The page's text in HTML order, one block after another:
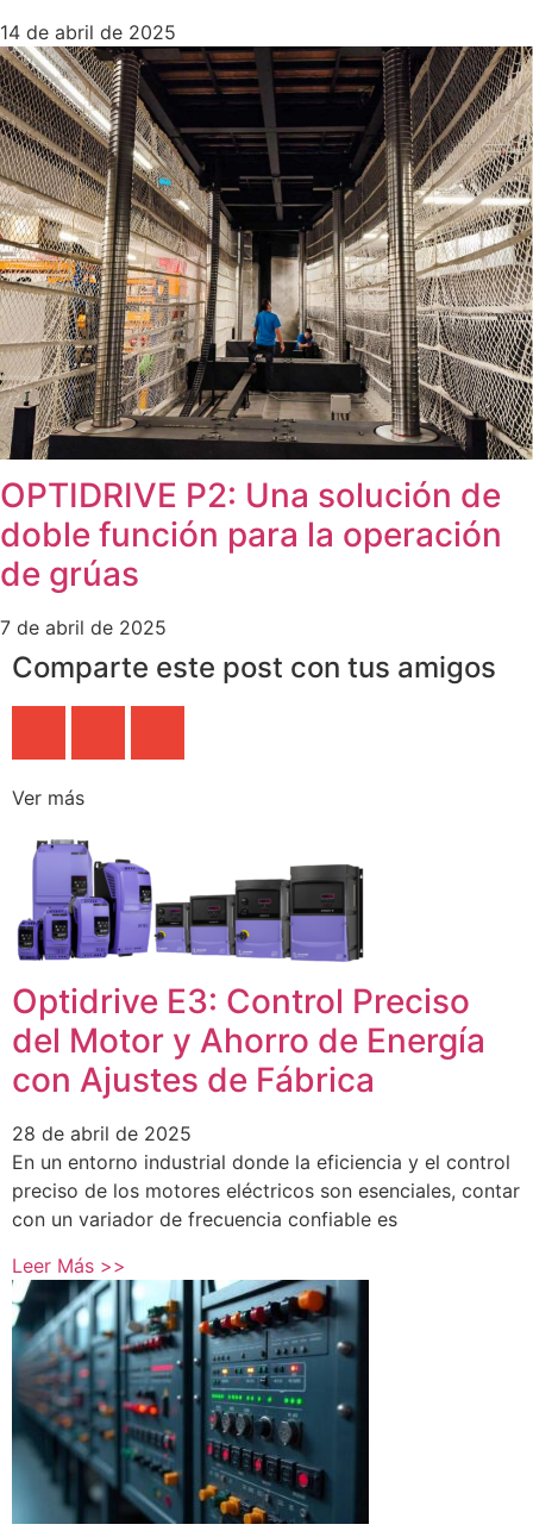
14 de abril de 2025
OPTIDRIVE P2: Una solución de
doble función para la operación
de grúas
7 de abril de 2025
Comparte este post con tus amigos
Ver más
Optidrive E3: Control Preciso
del Motor y Ahorro de Energía
con Ajustes de Fábrica
28 de abril de 2025
En un entorno industrial donde la eficiencia y el control
preciso de los motores eléctricos son esenciales, contar
con un variador de frecuencia confiable es
Leer Más >>